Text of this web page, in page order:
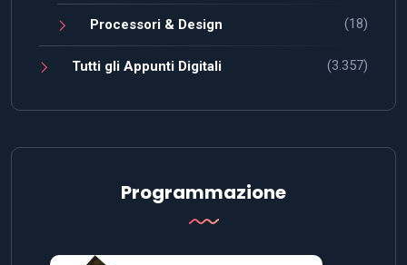
Processori & Design (18)
Tutti gli Appunti Digitali (3.357)
Programmazione